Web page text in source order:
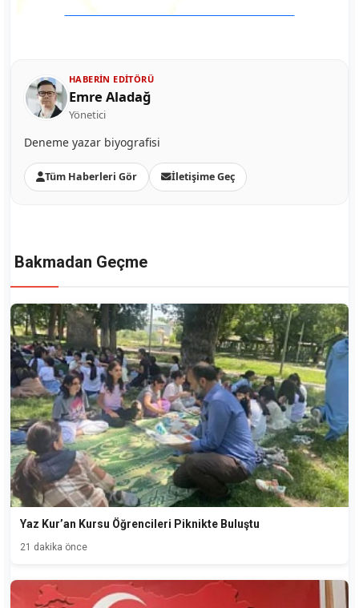
HABERIN EDITÖRÜ
Emre Aladağ
Yönetici
Deneme yazar biyografisi
Tüm Haberleri Gör İletişime Geç
Bakmadan Geçme
Yaz Kur’an Kursu Öğrencileri Piknikte Buluştu
21 dakika önce